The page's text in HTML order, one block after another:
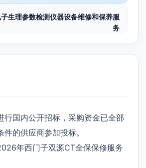
生理参数检测仪器设备维修和保养服
务
行国内公开招标，采购资金已全部
的供应商参加投标。
年西门子双源CT全保保修服务